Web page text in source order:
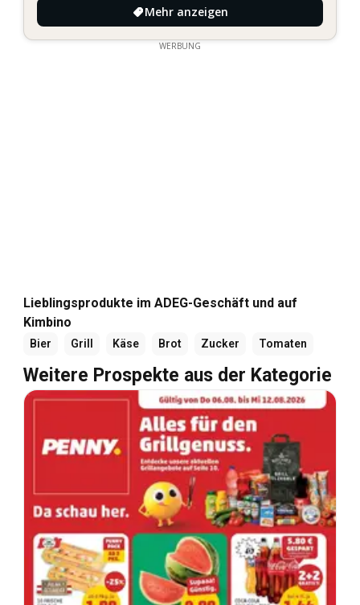
Mehr anzeigen
WERBUNG
Lieblingsprodukte im ADEG-Geschäft und auf
Kimbino
Bier Grill Käse Brot Zucker Tomaten
Weitere Prospekte aus der Kategorie